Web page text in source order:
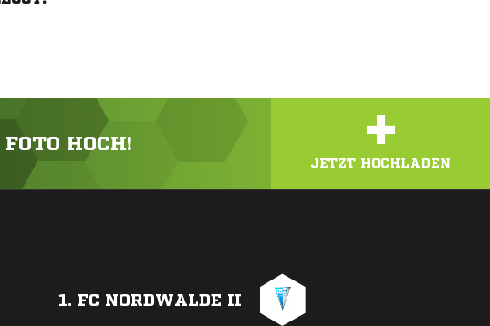
HOCH! +
JETZT HOCHLADEN
1. FC NORDWALDE II